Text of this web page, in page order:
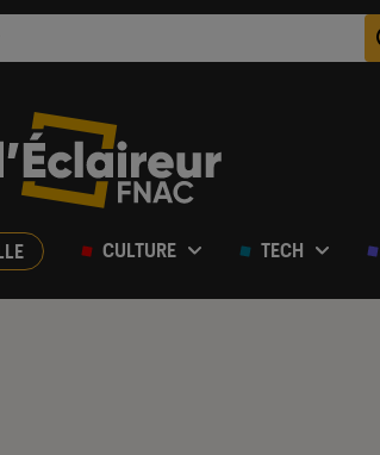
CULTURE TECH